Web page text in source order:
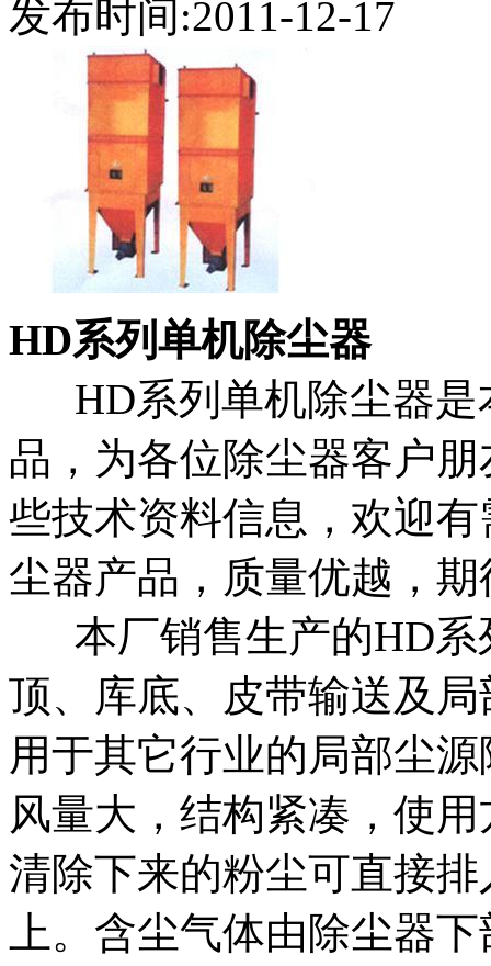
发布时间:2011-12-17
HD系列单机除尘器
HD系列单机除尘器是
品，为各位除尘器客户
些技术资料信息，欢迎
尘器产品，质量优越，
本厂销售生产的HD系
顶、库底、皮带输送及
用于其它行业的局部尘
风量大，结构紧凑，使
清除下来的粉尘可直接
上。含尘气体由除尘器